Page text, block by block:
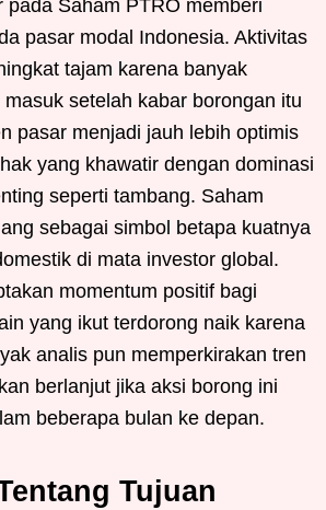
pada Saham PTRO memberi
pasar modal Indonesia. Aktivitas
tajam karena banyak
setelah kabar borongan itu
pasar menjadi jauh lebih optimis
yang khawatir dengan dominasi
seperti tambang. Saham
sebagai simbol betapa kuatnya
di mata investor global.
momentum positif bagi
yang ikut terdorong naik karena
analis pun memperkirakan tren
berlanjut jika aksi borong ini
beberapa bulan ke depan.
Tujuan